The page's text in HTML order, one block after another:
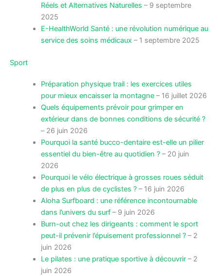
Réels et Alternatives Naturelles – 9 septembre
2025
E-HealthWorld Santé : une révolution numérique au
service des soins médicaux – 1 septembre 2025
Sport
Préparation physique trail : les exercices utiles
pour mieux encaisser la montagne– 16 juillet 2026
Quels équipements prévoir pour grimper en
extérieur dans de bonnes conditions de sécurité ?
– 26 juin 2026
Pourquoi la santé bucco-dentaire est-elle un pilier
essentiel du bien-être au quotidien ?– 20 juin
2026
Pourquoi le vélo électrique à grosses roues séduit
de plus en plus de cyclistes ?– 16 juin 2026
Aloha Surfboard : une référence incontournable
dans l’univers du surf– 9 juin 2026
Burn-out chez les dirigeants : comment le sport
peut-il prévenir l’épuisement professionnel ?– 2
juin 2026
Le pilates : une pratique sportive à découvrir– 2
juin 2026